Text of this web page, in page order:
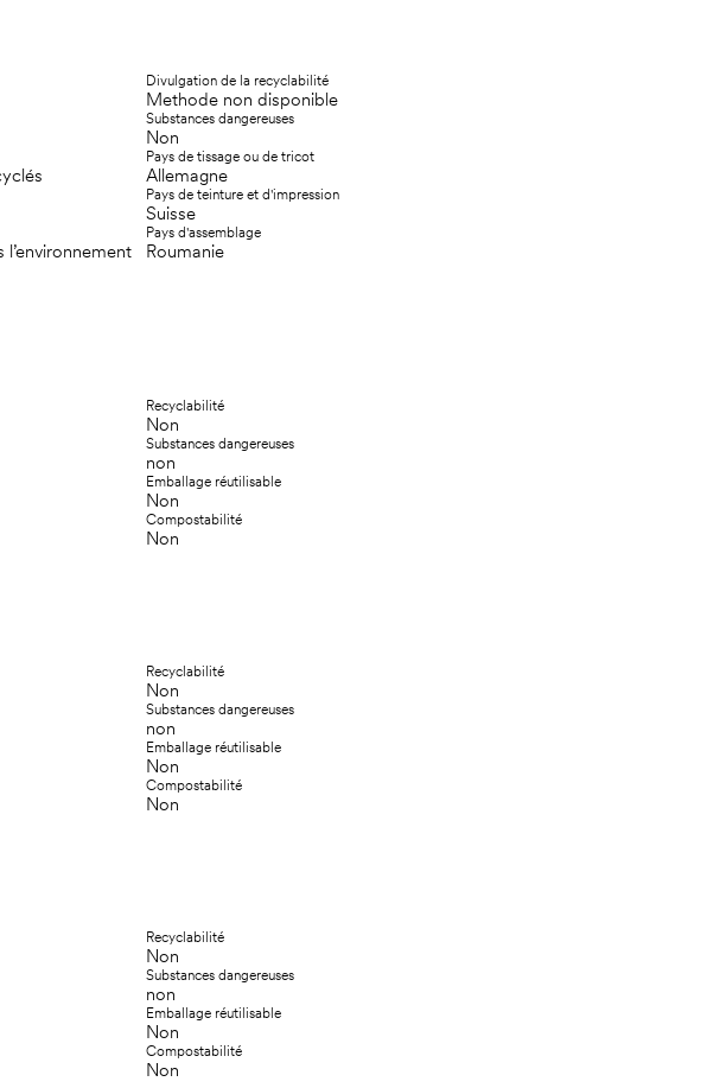
Divulgation de la recyclabilité
Methode non disponible
Substances dangereuses
Non
Pays de tissage ou de tricot
Allemagne
Pays de teinture et d'impression
Suisse
Pays d'assemblage
Roumanie
Recyclabilité
Non
Substances dangereuses
non
Emballage réutilisable
Non
Compostabilité
Non
Recyclabilité
Non
Substances dangereuses
non
Emballage réutilisable
Non
Compostabilité
Non
Recyclabilité
Non
Substances dangereuses
non
Emballage réutilisable
Non
Compostabilité
Non